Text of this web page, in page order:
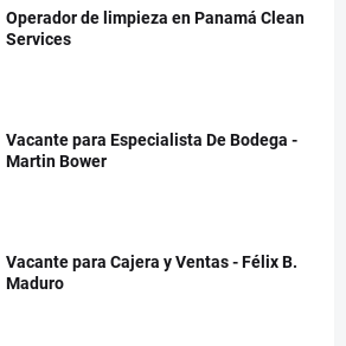
Operador de limpieza en Panamá Clean
Services
Vacante para Especialista De Bodega -
Martin Bower
Vacante para Cajera y Ventas - Félix B.
Maduro